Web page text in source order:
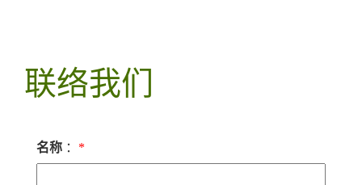
联络我们
名称 ： *